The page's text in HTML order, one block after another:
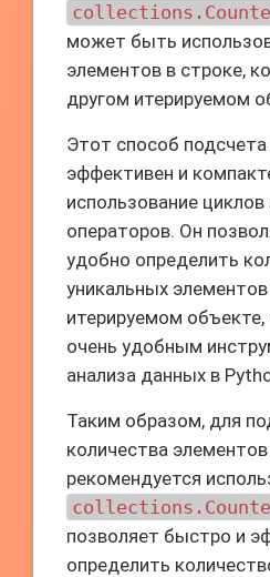
может быть
элементов в строке,
другом итерируемом
Этот способ
эффективен и
использование
операторов. Он
удобно определить
уникальных
итерируемом объекте,
очень удобным
анализа данных в
Таким образом, для
количества
рекомендуется
позволяет быстро и
определить